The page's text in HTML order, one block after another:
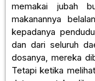
memakai jubah
makanannya
kepadanya
dan dari seluruh
dosanya, mereka
Tetapi ketika